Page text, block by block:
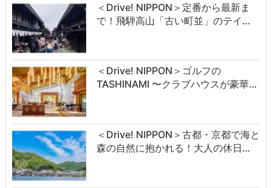
＜Drive! NIPPON＞定番から最新ま
で！飛騨高山「古い町並」のテイ…
＜Drive! NIPPON＞ゴルフの
TASHINAMI 〜クラブハウスが豪華…
＜Drive! NIPPON＞古都・京都で海と
森の自然に抱かれる！大人の休日…